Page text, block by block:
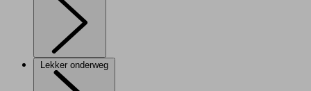
Lekker onderweg